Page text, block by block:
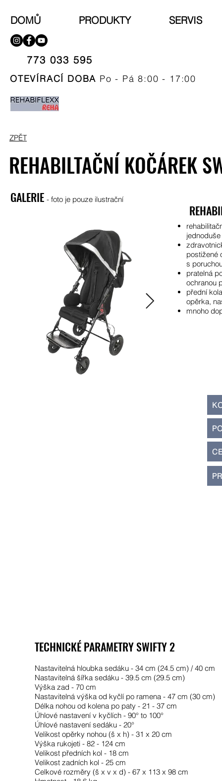
DOMŮ PRODUKTY SERVIS
773 033 595​
OTEVÍRACÍ DOBA Po - Pá 8:00 - 17:00
ZPĚT
REHABILTAČNÍ KOČÁREK
GALERIE - foto je pouze ilustrační
postižené
s
pratelná
ochranou
přední
opěrka,
mnoho
TECHNICKÉ PARAMETRY SWIFTY 2
Nastavitelná hloubka sedáku - 34 cm (24.5 cm) / 40 cm
​Nastavitelná šířka sedáku - 39.5 cm (29.5 cm)
Výška zad - 70 cm
Nastavitelná výška od kyčlí po ramena - 47 cm (30 cm)
Délka nohou od kolena po paty - 21 - 37 cm
​Úhlové nastavení v kyčlích - 90° to 100°
​Úhlové nastavení sedáku - 20°
Velikost opěrky nohou (š x h) - 31 x 20 cm
Výška rukojeti - 82 - 124 cm
​Velikost předních kol - 18 cm
​Velikost zadních kol - 25 cm
​Celkové rozměry (š x v x d) - 67 x 113 x 98 cm